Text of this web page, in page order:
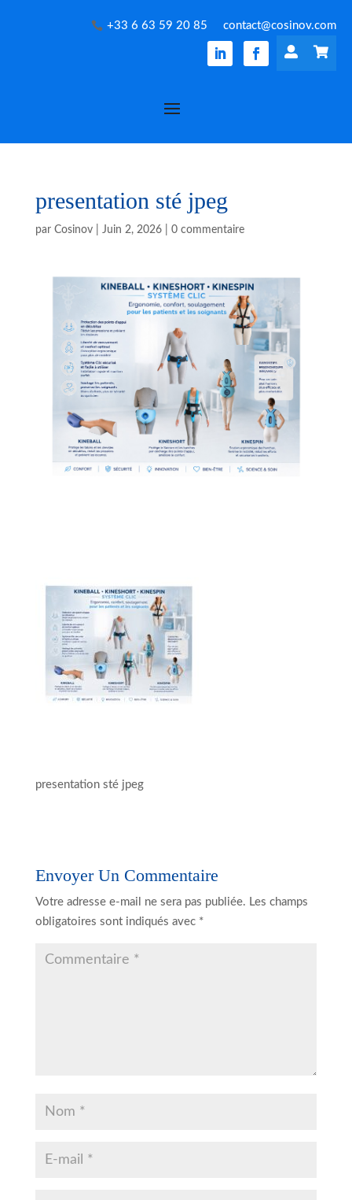
+33 6 63 59 20 85 contact@cosinov.com
 
presentation sté jpeg
par Cosinov| Juin 2, 2026| 0 commentaire
presentation sté jpeg
Envoyer Un Commentaire
Votre adresse e-mail ne sera pas publiée. Les champs
obligatoires sont indiqués avec *